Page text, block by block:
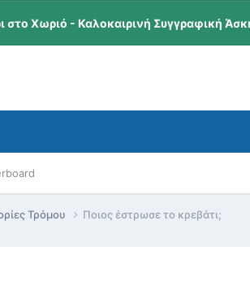
στο Χωριό - Καλοκαιρινή Συγγραφική
Τρόμου Ποιος έστρωσε το κρεβάτι;